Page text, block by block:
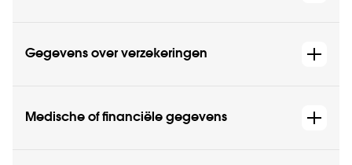
Gegevens over verzekeringen
Medische of financiële gegevens